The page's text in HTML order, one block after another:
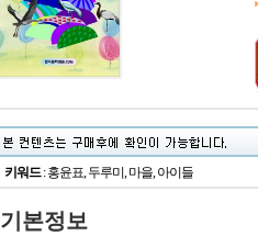
키워드: 홍윤표, 두루미, 마을, 아이들
기본정보